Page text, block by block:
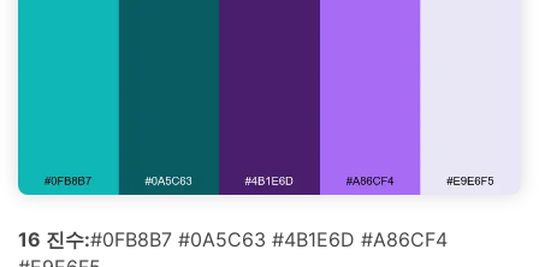
16 진수:#0FB8B7 #0A5C63 #4B1E6D #A86CF4